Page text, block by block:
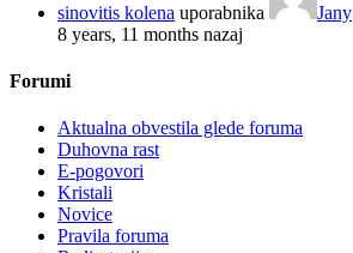
sinovitis kolena uporabnika
Jany
8 years, 11 months nazaj
Forumi
Aktualna obvestila glede foruma
Duhovna rast
E-pogovori
Kristali
Novice
Pravila foruma